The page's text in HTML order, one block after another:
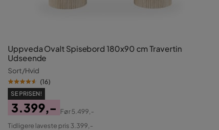
Uppveda Ovalt Spisebord 180x90 cm Travertin
Udseende
Sort/Hvid
(16)
SE PRISEN!
Pris
3.399,-
Original
Før5.499,-
Tidligere laveste pris 3.399,-